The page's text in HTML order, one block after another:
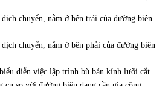
chuyển, nằm ở bên trái của đường biên
chuyển, nằm ờ bên phải của đường biên
diễn việc lập trình bù bán kính lưỡi cắt